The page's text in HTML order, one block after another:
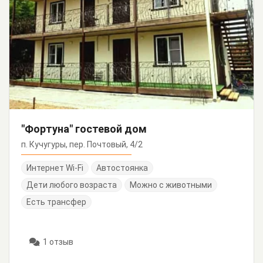
"Фортуна" гостевой дом
п. Кучугуры, пер. Почтовый, 4/2
Интернет Wi-Fi
Автостоянка
Дети любого возраста
Можно с животными
Есть трансфер
1 отзыв